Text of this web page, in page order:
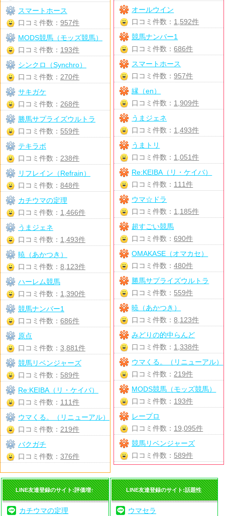
オールウイン
口コミ件数： 1,592件
競馬ナンバー1
口コミ件数：686件
スマートホース
口コミ件数：957件
縁（en）
口コミ件数： 1,909件
うまジェネ
口コミ件数： 1,493件
うまトリ
口コミ件数： 1,051件
Re:KEIBA（リ・ケイバ）
口コミ件数： 111件
ウマ☆ドラ
口コミ件数： 1,185件
超すごい競馬
口コミ件数：690件
OMAKASE（オマカセ）
口コミ件数：480件
勝馬サプライズウルトラ
口コミ件数： 559件
暁（あかつき）
口コミ件数：8,123件
みどりの的中らんど
口コミ件数： 1,338件
ウマくる。（リニューアル）
口コミ件数： 219件
MODS競馬（モッズ競馬）
口コミ件数： 193件
レープロ
口コミ件数： 19,095件
競馬リベンジャーズ
口コミ件数： 589件
スマートホース
口コミ件数： 957件
MODS競馬（モッズ競馬）
口コミ件数： 193件
シンクロ（Synchro）
口コミ件数： 270件
サキガケ
口コミ件数： 268件
勝馬サプライズウルトラ
口コミ件数： 559件
テキラボ
口コミ件数： 238件
リフレイン（Refrain）
口コミ件数： 848件
カチウマの定理
口コミ件数： 1,466件
うまジェネ
口コミ件数： 1,493件
暁（あかつき）
口コミ件数： 8,123件
ハーレム競馬
口コミ件数： 1,390件
競馬ナンバー1
口コミ件数： 686件
原点
口コミ件数： 3,881件
競馬リベンジャーズ
口コミ件数： 589件
Re:KEIBA（リ・ケイバ）
口コミ件数： 111件
ウマくる。（リニューアル）
口コミ件数： 219件
バクガチ
口コミ件数： 376件
LINE友達登録のサイト:評価増↑
カチウマの定理
LINE友達登録のサイト:話題性
ウマセラ